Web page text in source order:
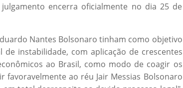
encerra oficialmente no dia 25 de
Nantes Bolsonaro tinham como objetivo
instabilidade, com aplicação de crescentes
ao Brasil, como modo de coagir os
ao réu Jair Messias Bolsonaro